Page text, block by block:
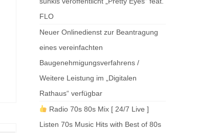
FLO
Neuer Onlinedienst zur Beantragung
eines vereinfachten
Baugenehmigungsverfahrens /
Weitere Leistung im „Digitalen
Rathaus“ verfügbar
Radio 70s 80s Mix [ 24/7 Live ]
Listen 70s Music Hits with Best of 80s